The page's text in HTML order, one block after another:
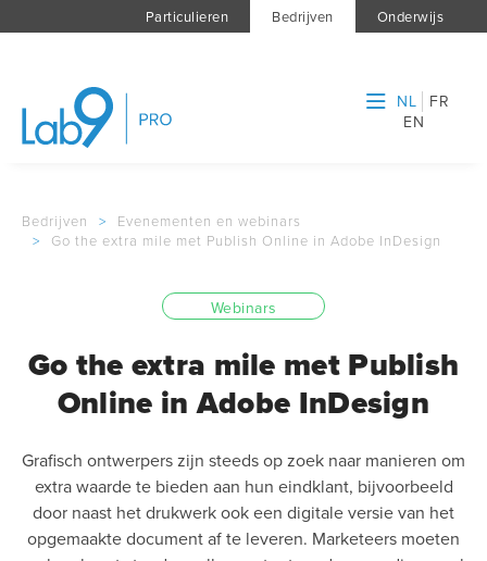
Particulieren Bedrijven Onderwijs
NL
FR
EN
Bedrijven >
Evenementen en webinars
>
Go the extra mile met Publish Online in Adobe InDesign
Webinars
Go the extra mile met Publish
Online in Adobe InDesign
Grafisch ontwerpers zijn steeds op zoek naar manieren om
extra waarde te bieden aan hun eindklant, bijvoorbeeld
door naast het drukwerk ook een digitale versie van het
opgemaakte document af te leveren. Marketeers moeten